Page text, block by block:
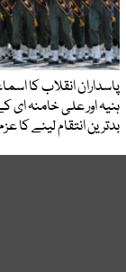
پاسداران انقلاب کا
ہنیہ اور علی خامنہ ای
بدترین انتقام لینے کا